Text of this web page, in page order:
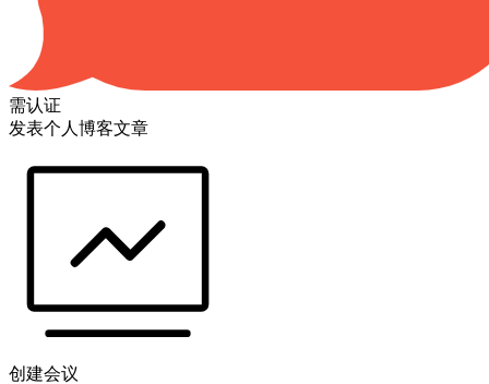
需认证
发表个人博客文章
创建会议